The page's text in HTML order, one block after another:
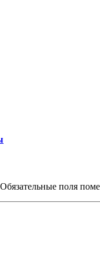
Обязательные поля